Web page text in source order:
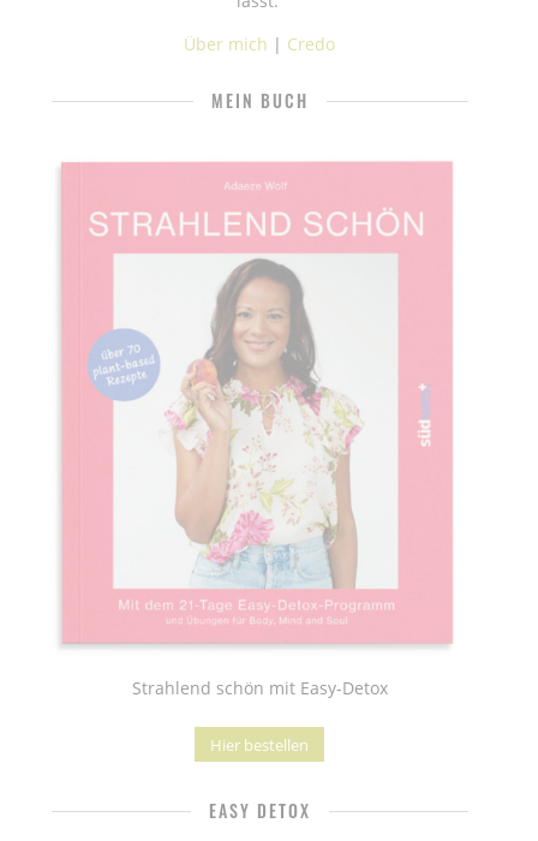
Über mich | Credo
MEIN BUCH
Strahlend schön mit Easy-Detox
Hier bestellen
EASY DETOX